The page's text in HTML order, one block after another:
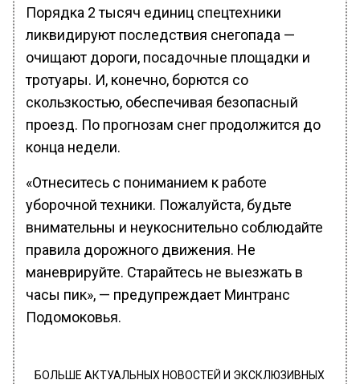
Порядка 2 тысяч единиц спецтехники
ликвидируют последствия снегопада —
очищают дороги, посадочные площадки и
тротуары. И, конечно, борются со
скользкостью, обеспечивая безопасный
проезд. По прогнозам снег продолжится до
конца недели.
«Отнеситесь с пониманием к работе
уборочной техники. Пожалуйста, будьте
внимательны и неукоснительно соблюдайте
правила дорожного движения. Не
маневрируйте. Старайтесь не выезжать в
часы пик», — предупреждает Минтранс
Подомоковья.
БОЛЬШЕ АКТУАЛЬНЫХ НОВОСТЕЙ И ЭКСКЛЮЗИВНЫХ